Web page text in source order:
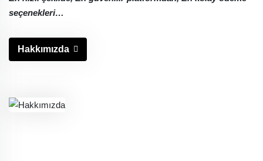
seçenekleri…
Hakkımızda